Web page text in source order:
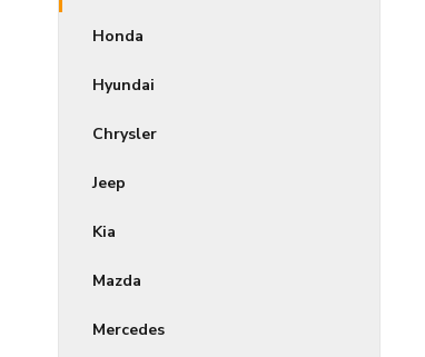
Honda
Hyundai
Chrysler
Jeep
Kia
Mazda
Mercedes